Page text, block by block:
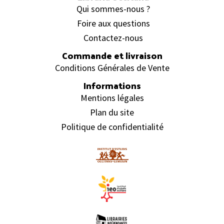
Qui sommes-nous ?
Foire aux questions
Contactez-nous
Commande et livraison
Conditions Générales de Vente
Informations
Mentions légales
Plan du site
Politique de confidentialité